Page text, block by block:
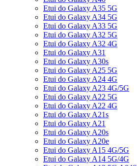
Etui do Galaxy A35 5G
Etui do Galaxy A34 5G
Etui do Galaxy A33 5G
Etui do Galaxy A32 5G
Etui do Galaxy A32 4G
Etui do Galaxy A31
Etui do Galaxy A30s
Etui do Galaxy A25 5G
Etui do Galaxy A24 4G
Etui do Galaxy A23 4G/5G
Etui do Galaxy A22 5G
Etui do Galaxy A22 4G
Etui do Galaxy A21s
Etui do Galaxy A21
Etui do Galaxy A20s
Etui do Galaxy A20e
Etui do Galaxy A15 4G/5G
Etui do Galaxy A14 5G/4G